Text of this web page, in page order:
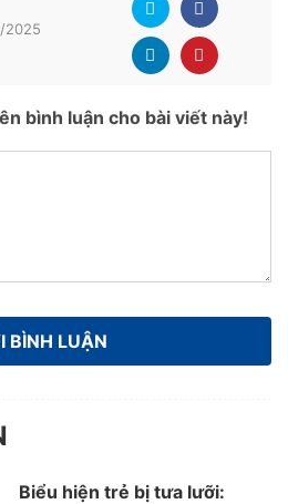
2025
bình luận cho bài viết này!
Biểu hiện trẻ bị tưa lưỡi: